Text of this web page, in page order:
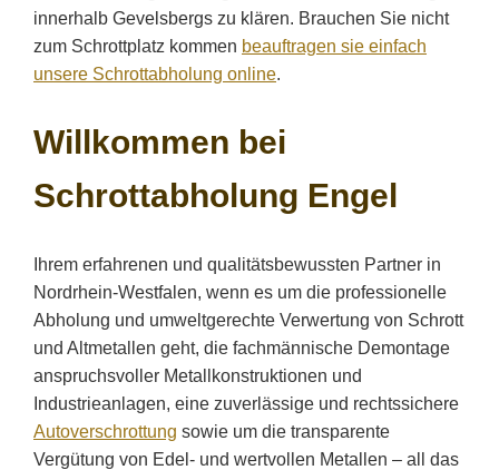
innerhalb Gevelsbergs zu klären. Brauchen Sie nicht
zum Schrottplatz kommen beauftragen sie einfach
unsere Schrottabholung online.
Willkommen bei
Schrottabholung Engel
Ihrem erfahrenen und qualitätsbewussten Partner in
Nordrhein-Westfalen, wenn es um die professionelle
Abholung und umweltgerechte Verwertung von Schrott
und Altmetallen geht, die fachmännische Demontage
anspruchsvoller Metallkonstruktionen und
Industrieanlagen, eine zuverlässige und rechtssichere
Autoverschrottung sowie um die transparente
Vergütung von Edel- und wertvollen Metallen – all das